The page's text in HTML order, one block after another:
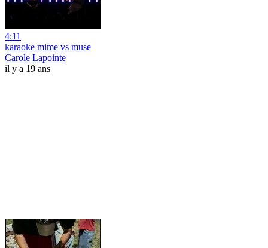
4:11
karaoke mime vs muse
Carole Lapointe
il y a 19 ans